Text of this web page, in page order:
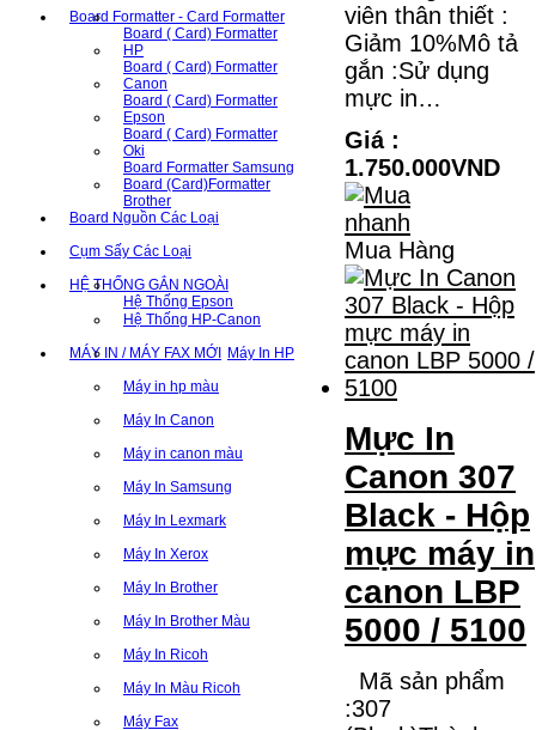
Board Formatter - Card Formatter
Board ( Card) Formatter
HP
Board ( Card) Formatter
Canon
Board ( Card) Formatter
Epson
Board ( Card) Formatter
Oki
Board Formatter Samsung
Board (Card)Formatter
Brother
Board Nguồn Các Loại
Cụm Sấy Các Loại
HỆ THỐNG GẮN NGOÀI
Hệ Thống Epson
Hệ Thống HP-Canon
MÁY IN / MÁY FAX MỚI Máy In HP
Máy in hp màu
Máy In Canon
Máy in canon màu
Máy In Samsung
Máy In Lexmark
Máy In Xerox
Máy In Brother
Máy In Brother Màu
Máy In Ricoh
Máy In Màu Ricoh
Máy Fax
viên thân thiết :
Giảm 10%Mô tả
gắn :Sử dụng
mực in…
Giá :
1.750.000VND
Mua Hàng
Mực In
Canon 307
Black - Hộp
mực máy in
canon LBP
5000 / 5100
Mã sản phẩm
:307